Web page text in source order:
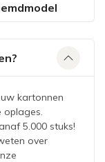
kartonnen
oplages.
5.000 stuks!
over